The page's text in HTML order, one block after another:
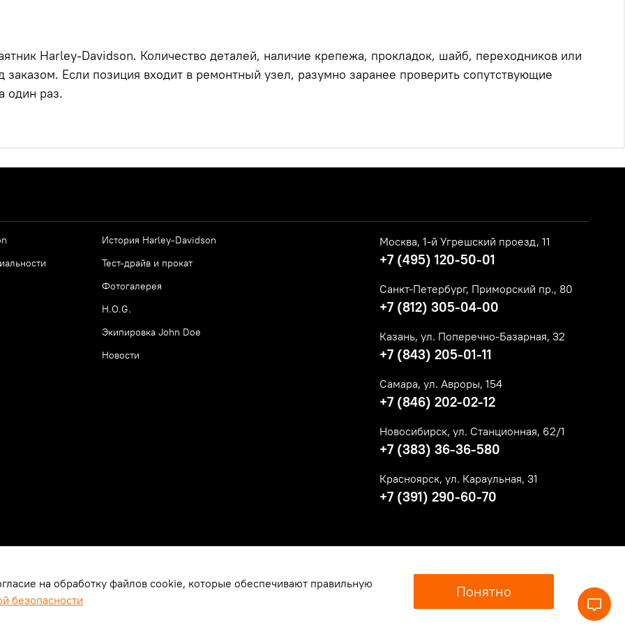
Harley-Davidson. Количество деталей, наличие крепежа, прокладок, шайб, переходников или
Если позиция входит в ремонтный узел, разумно заранее проверить сопутствующие
один раз.
История Harley-Davidson
Тест-драйв и прокат
Фотогалерея
H.O.G.
Экипировка John Doe
Новости
Москва, 1-й Угрешский проезд, 11
+7 (495) 120-50-01
Санкт-Петербург, Приморский пр., 80
+7 (812) 305-04-00
Казань, ул. Поперечно-Базарная, 32
+7 (843) 205-01-11
Самара, ул. Авроры, 154
+7 (846) 202-02-12
Новосибирск, ул. Станционная, 62/1
+7 (383) 36-36-580
Красноярск, ул. Караульная, 31
+7 (391) 290-60-70
| Санкт-Петербург | Красноярск, ООО «Мототрейд», ИНН
на обработку файлов cookie, которые обеспечивают правильную
безопасности
Понятно